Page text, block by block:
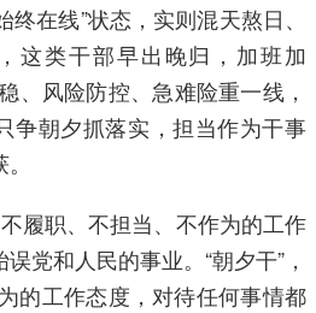
在线”状态，实则混天熬日、
这类干部早出晚归，加班加
、风险防控、急难险重一线，
争朝夕抓落实，担当作为干事
履职、不担当、不作为的工作
党和人民的事业。“朝夕干”，
的工作态度，对待任何事情都